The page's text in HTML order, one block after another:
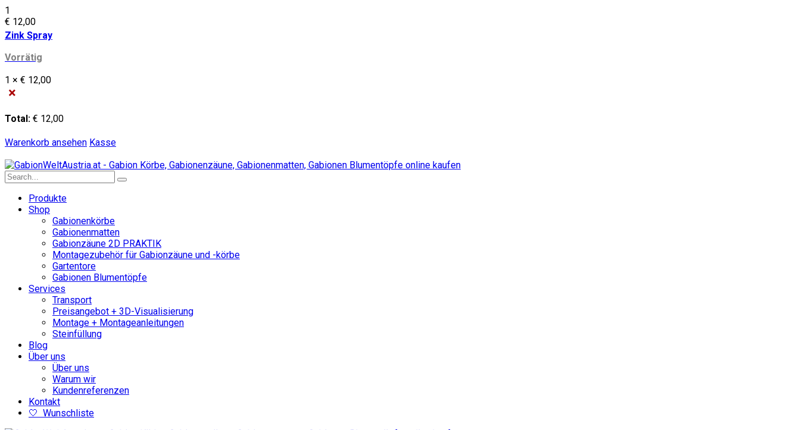
1
€ 12,00
Zink Spray
Vorrätig
1 × € 12,00
×
Total: € 12,00
Warenkorb ansehen Kasse
Produkte
Shop
Gabionenkörbe
Gabionenmatten
Gabionzäune 2D PRAKTIK
Montagezubehör für Gabionzäune und -körbe
Gartentore
Gabionen Blumentöpfe
Services
Transport
Preisangebot + 3D-Visualisierung
Montage + Montageanleitungen
Steinfüllung
Blog
Über uns
Über uns
Warum wir
Kundenreferenzen
Kontakt
🤍 Wunschliste